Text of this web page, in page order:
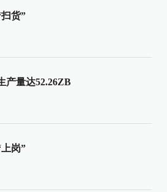
货”
产量达52.26ZB
岗”